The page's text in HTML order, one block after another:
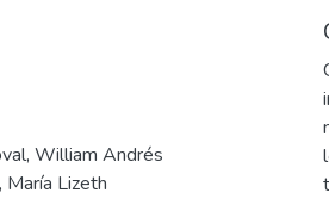
William Andrés
María Lizeth